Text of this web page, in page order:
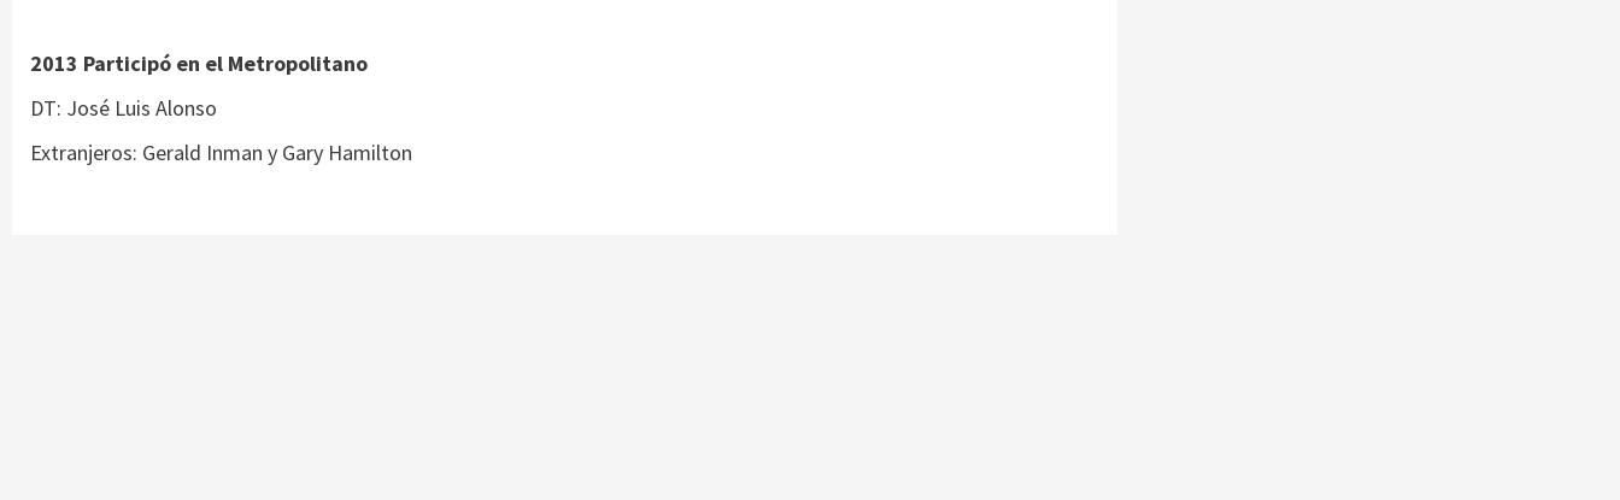
2013 Participó en el Metropolitano
DT: José Luis Alonso
Extranjeros: Gerald Inman y Gary Hamilton